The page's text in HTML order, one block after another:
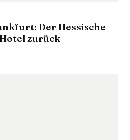
Der Hessische
zurück